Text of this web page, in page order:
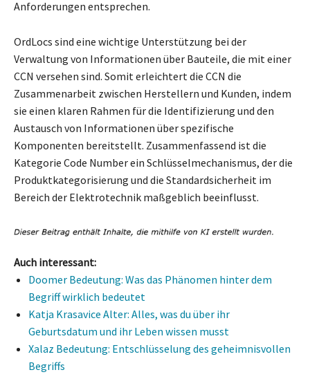
Anforderungen entsprechen.
OrdLocs sind eine wichtige Unterstützung bei der
Verwaltung von Informationen über Bauteile, die mit einer
CCN versehen sind. Somit erleichtert die CCN die
Zusammenarbeit zwischen Herstellern und Kunden, indem
sie einen klaren Rahmen für die Identifizierung und den
Austausch von Informationen über spezifische
Komponenten bereitstellt. Zusammenfassend ist die
Kategorie Code Number ein Schlüsselmechanismus, der die
Produktkategorisierung und die Standardsicherheit im
Bereich der Elektrotechnik maßgeblich beeinflusst.
Auch interessant:
Doomer Bedeutung: Was das Phänomen hinter dem
Begriff wirklich bedeutet
Katja Krasavice Alter: Alles, was du über ihr
Geburtsdatum und ihr Leben wissen musst
Xalaz Bedeutung: Entschlüsselung des geheimnisvollen
Begriffs